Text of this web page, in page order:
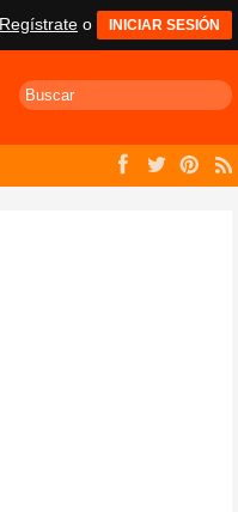
Regístrate o INICIAR SESIÓN